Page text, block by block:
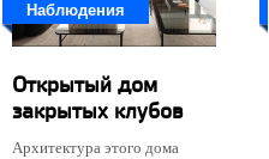
Наблюдения
Открытый дом
закрытых клубов
Архитектура этого дома